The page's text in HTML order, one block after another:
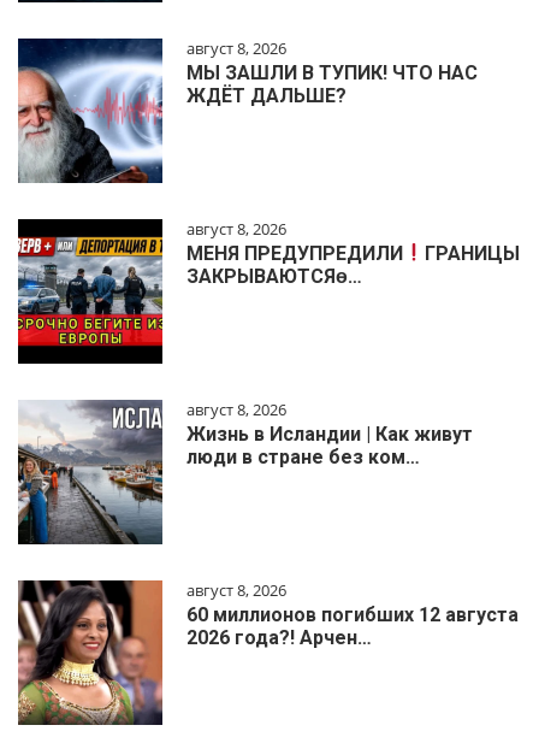
август 8, 2026
МЫ ЗАШЛИ В ТУПИК! ЧТО НАС
ЖДЁТ ДАЛЬШЕ?
август 8, 2026
МЕНЯ ПРЕДУПРЕДИЛИ
ГРАНИЦЫ
ЗАКРЫВАЮТСЯɵ…
август 8, 2026
Жизнь в Исландии | Как живут
люди в стране без ком…
август 8, 2026
60 миллионов погибших 12 августа
2026 года?! Арчен…